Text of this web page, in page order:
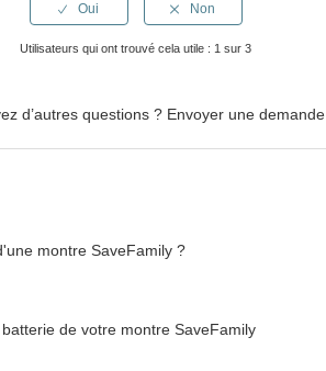
Utilisateurs qui ont trouvé cela utile : 1 sur 3
d’autres questions ? Envoyer une demande
montre SaveFamily ?
de votre montre SaveFamily